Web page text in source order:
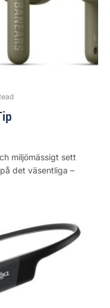
miljömässigt sett
det väsentliga –